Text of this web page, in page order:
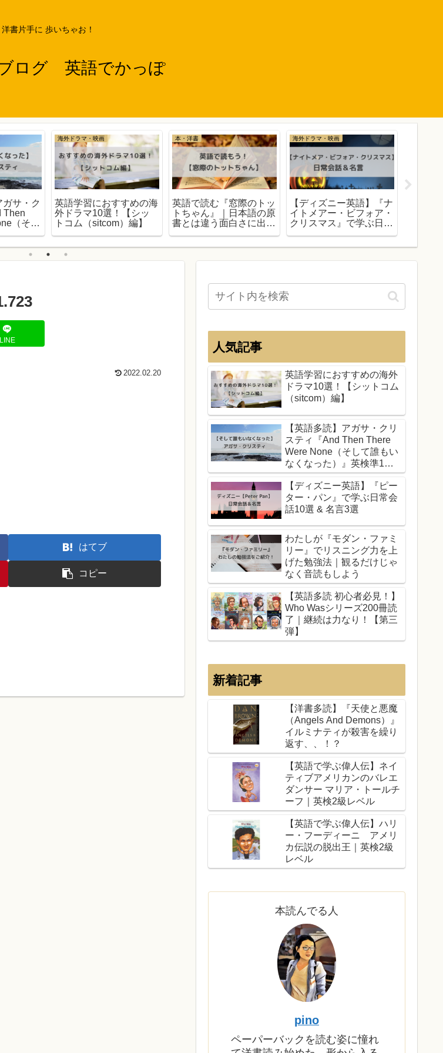
洋書片手に 歩いちゃお！
ログ 英語でかっぽ
ガサ・ク
Then
（そし
海外ドラマ・映画
英語学習におすすめの海
外ドラマ10選！【シッ
トコム（sitcom）編】
本・洋書
英語で読む『窓際のトッ
トちゃん』｜日本語の原
書とは違う面白さに出会
海外ドラマ・映画
【ディズニー英語】『ナ
イトメアー・ビフォア・
クリスマス』で学ぶ日常
LINE
2022.02.20
はてブ
コピー
人気記事
英語学習におすすめの海外
ドラマ10選！【シットコム
（sitcom）編】
【英語多読】アガサ・クリ
スティ『And Then There
Were None（そして誰もい
なくなった）』英検準1
級・TOEIC700
【ディズニー英語】『ピー
ター・パン』で学ぶ日常会
話10選 & 名言3選
わたしが『モダン・ファミ
リー』でリスニング力を上
げた勉強法｜観るだけじゃ
なく音読もしよう
【英語多読 初心者必見！】
Who Wasシリーズ200冊読
了｜継続は力なり！【第三
弾】
新着記事
【洋書多読】『天使と悪魔
（Angels And Demons）』
イルミナティが殺害を繰り
返す、、！？
【英語で学ぶ偉人伝】ネイ
ティブアメリカンのバレエ
ダンサー マリア・トールチ
ーフ｜英検2級レベル
【英語で学ぶ偉人伝】ハリ
ー・フーディーニ アメリ
カ伝説の脱出王｜英検2級
レベル
本読んでる人
pino
ペーパーバックを読む姿に憧れ